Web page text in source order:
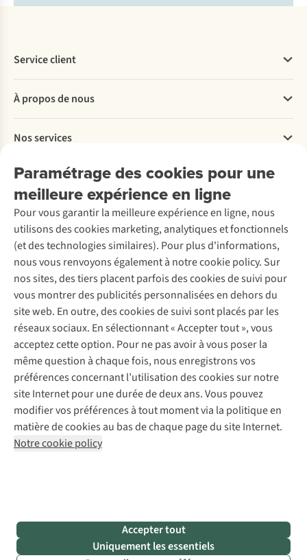
Paramétrage des cookies pour une
meilleure expérience en ligne
Pour vous garantir la meilleure expérience en ligne, nous
utilisons des cookies marketing, analytiques et fonctionnels
(et des technologies similaires). Pour plus d'informations,
nous vous renvoyons également à notre cookie policy. Sur
nos sites, des tiers placent parfois des cookies de suivi pour
vous montrer des publicités personnalisées en dehors du
site web. En outre, des cookies de suivi sont placés par les
réseaux sociaux. En sélectionnant « Accepter tout », vous
acceptez cette option. Pour ne pas avoir à vous poser la
même question à chaque fois, nous enregistrons vos
préférences concernant l’utilisation des cookies sur notre
site Internet pour une durée de deux ans. Vous pouvez
modifier vos préférences à tout moment via la politique en
matière de cookies au bas de chaque page du site Internet.
Notre cookie policy
Accepter tout
Uniquement les essentiels
Service client
Commander
Payer
Livraison
Rétractation d'une commande
Entretien & réparations
Garantie
Contactez-nous
À propos de nous
Explore More
À propos d’Ayacucho
Nos magasins
À propos d’A.S.Adventure
Déclaration d'accessibilité
Nos services
Location / Location sports d’hiver
Entretien de ski
Service de lavage
Entretien de chaussures
Réparation de chaussures
Réparation de vêtements
Retouches
Pour les entreprises
Découvrez
A.S.Magazine
Explore Camp
Gear Check
Expertise & conseils
Abonnez-vous à la newsletter
Suivez-nous
Mentions légales
Politique de confidentialité
Conditions générales
Cookie Policy
AS Adventure Luxemburg SA,